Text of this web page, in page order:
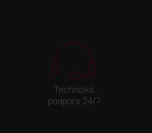
Technická
podpora 24/7